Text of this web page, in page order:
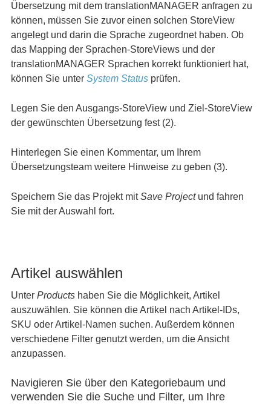
Übersetzung mit dem translationMANAGER anfragen zu
können, müssen Sie zuvor einen solchen StoreView
angelegt und darin die Sprache zugeordnet haben. Ob
das Mapping der Sprachen-StoreViews und der
translationMANAGER Sprachen korrekt funktioniert hat,
können Sie unter System Statusprüfen.
Legen Sie den Ausgangs-StoreView und Ziel-StoreView
der gewünschten Übersetzung fest (2).
Hinterlegen Sie einen Kommentar, um Ihrem
Übersetzungsteam weitere Hinweise zu geben (3).
Speichern Sie das Projekt mitSave Projectund fahren
Sie mit der Auswahl fort.
Artikel auswählen
Unter Productshaben Sie die Möglichkeit, Artikel
auszuwählen. Sie können die Artikel nach Artikel-IDs,
SKU oder Artikel-Namen suchen. Außerdem können
verschiedene Filter genutzt werden, um die Ansicht
anzupassen.
Navigieren Sie über den Kategoriebaum und
verwenden Sie die Suche und Filter, um Ihre